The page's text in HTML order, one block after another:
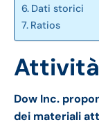
Dati storici
Ratios
Attività
Dow Inc.
dei materiali